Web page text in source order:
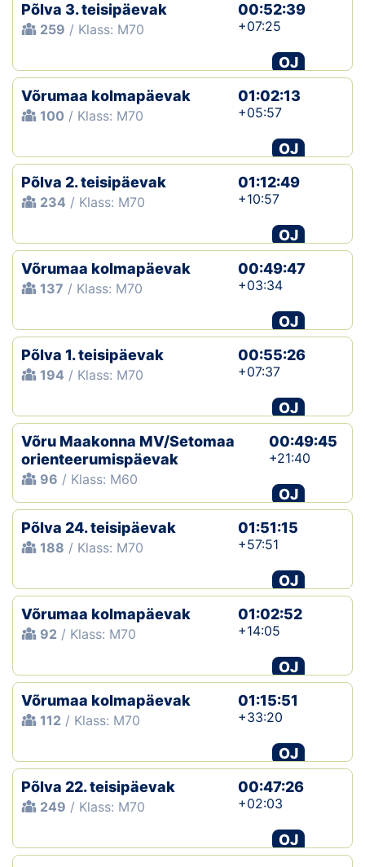
Põlva 3. teisipäevak
259 / Klass: M70
00:52:39
+07:25
OJ
Võrumaa kolmapäevak
100 / Klass: M70
01:02:13
+05:57
OJ
Põlva 2. teisipäevak
234 / Klass: M70
01:12:49
+10:57
OJ
Võrumaa kolmapäevak
137 / Klass: M70
00:49:47
+03:34
OJ
Põlva 1. teisipäevak
194 / Klass: M70
00:55:26
+07:37
OJ
Võru Maakonna MV/Setomaa
orienteerumispäevak
96 / Klass: M60
00:49:45
+21:40
OJ
Põlva 24. teisipäevak
188 / Klass: M70
01:51:15
+57:51
OJ
Võrumaa kolmapäevak
92 / Klass: M70
01:02:52
+14:05
OJ
Võrumaa kolmapäevak
112 / Klass: M70
01:15:51
+33:20
OJ
Põlva 22. teisipäevak
249 / Klass: M70
00:47:26
+02:03
OJ